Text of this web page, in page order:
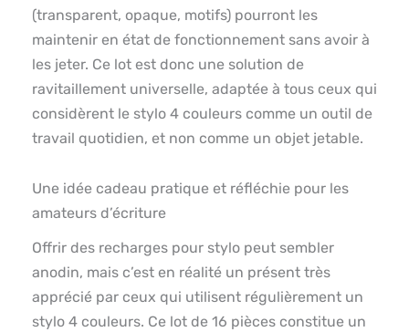
(transparent, opaque, motifs) pourront les
maintenir en état de fonctionnement sans avoir à
les jeter. Ce lot est donc une solution de
ravitaillement universelle, adaptée à tous ceux qui
considèrent le stylo 4 couleurs comme un outil de
travail quotidien, et non comme un objet jetable.
Une idée cadeau pratique et réfléchie pour les
amateurs d’écriture
Offrir des recharges pour stylo peut sembler
anodin, mais c’est en réalité un présent très
apprécié par ceux qui utilisent régulièrement un
stylo 4 couleurs. Ce lot de 16 pièces constitue un